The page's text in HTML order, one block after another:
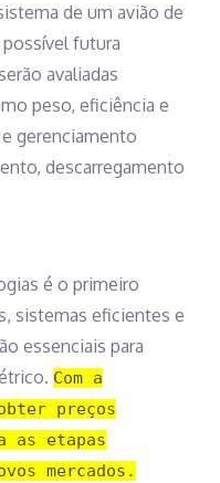
de um avião de
futura
avaliadas
peso, eficiência e
gerenciamento
descarregamento
é o primeiro
sistemas eficientes e
essenciais para
Com a
preços
as etapas
mercados.